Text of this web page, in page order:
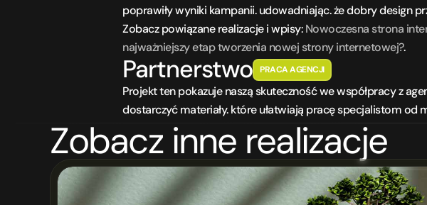
poprawiły wyniki kampanii. udowadniając. że dobry design
Zobacz powiązane realizacje i wpisy: Nowoczesna strona
najważniejszy etap tworzenia nowej strony internetowej?.
Partnerstwo PRACA AGENCJI
Projekt ten pokazuje naszą skuteczność we współpracy z
dostarczyć materiały. które ułatwiają pracę specjalistom od
Zobacz inne realizacje
NEW